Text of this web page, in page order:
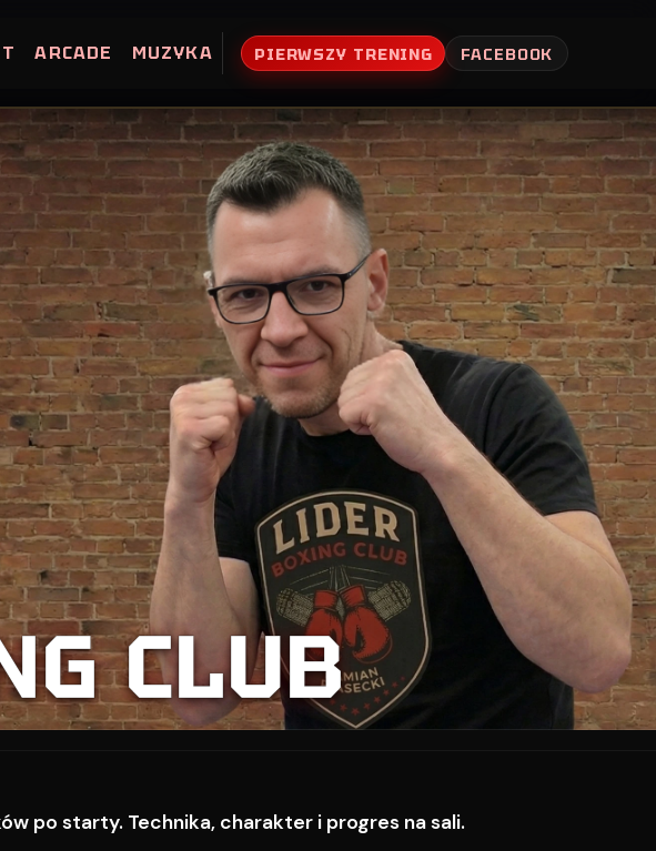
ARCADE MUZYKA PIERWSZY TRENING FACEBOOK
CLUB
po starty. Technika, charakter i progres na sali.